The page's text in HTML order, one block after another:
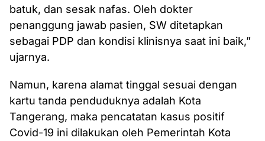
batuk, dan sesak nafas. Oleh dokter
penanggung jawab pasien, SW ditetapkan
sebagai PDP dan kondisi klinisnya saat ini baik,”
ujarnya.
Namun, karena alamat tinggal sesuai dengan
kartu tanda penduduknya adalah Kota
Tangerang, maka pencatatan kasus positif
Covid-19 ini dilakukan oleh Pemerintah Kota